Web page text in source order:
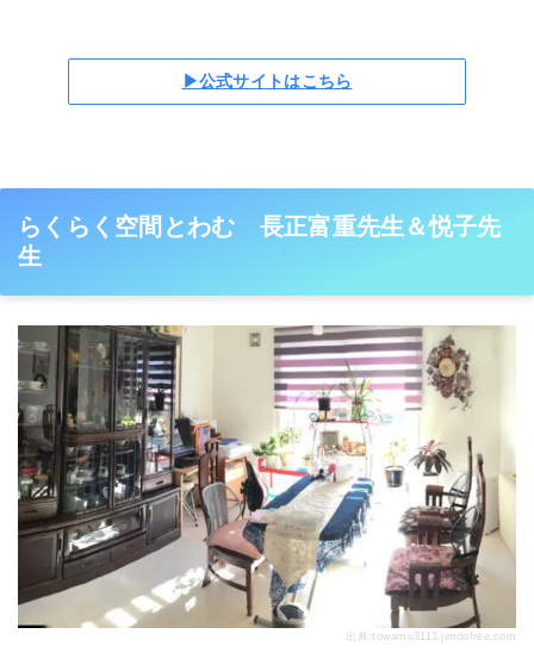
▶公式サイトはこちら
らくらく空間とわむ 長正富重先生＆悦子先
生
出典:towamu3113.jimdofree.com